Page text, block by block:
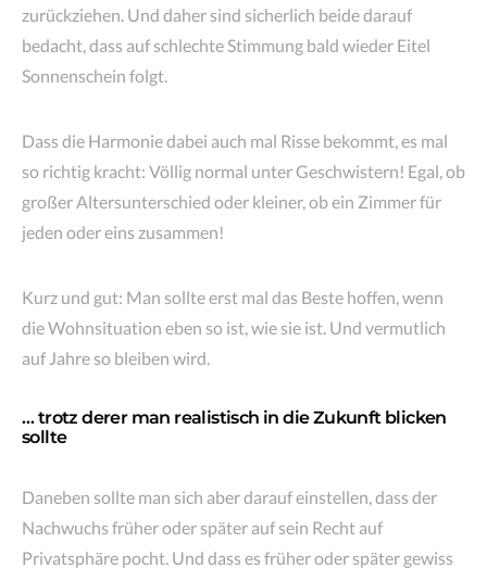
zurückziehen. Und daher sind sicherlich beide darauf
bedacht, dass auf schlechte Stimmung bald wieder Eitel
Sonnenschein folgt.
Dass die Harmonie dabei auch mal Risse bekommt, es mal
so richtig kracht: Völlig normal unter Geschwistern! Egal, ob
großer Altersunterschied oder kleiner, ob ein Zimmer für
jeden oder eins zusammen!
Kurz und gut: Man sollte erst mal das Beste hoffen, wenn
die Wohnsituation eben so ist, wie sie ist. Und vermutlich
auf Jahre so bleiben wird.
… trotz derer man realistisch in die Zukunft blicken
sollte
Daneben sollte man sich aber darauf einstellen, dass der
Nachwuchs früher oder später auf sein Recht auf
Privatsphäre pocht. Und dass es früher oder später gewiss